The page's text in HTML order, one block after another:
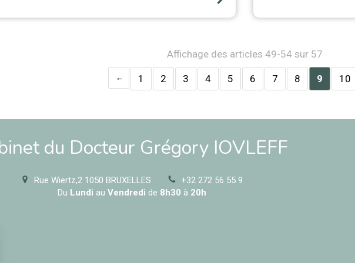
Affichage des articles 49-54 sur 57
1 2 3 4 5 6 7 8 9 10
du Docteur Grégory IOVLEFF
Rue Wiertz,2 1050 BRUXELLES
+32 272 56 55 9
Du Lundi au Vendredi de 8h30 à 20h